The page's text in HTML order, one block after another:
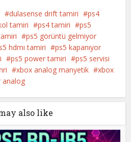
dulasense drift tamiri
ps4
tamiri ps4 tamiri
ps5
ps5 görüntü gelmiyor
hdmı tamiri
ps5 kapanıyor
ps5 power tamiri
ps5 servisi
xbox analog manyetik
xbox
analog
also like